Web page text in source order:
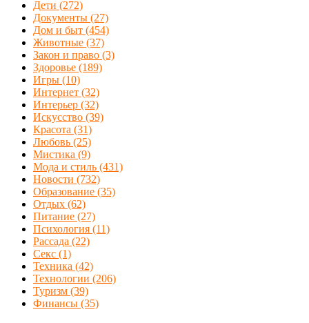
Дети (272)
Документы (27)
Дом и быт (454)
Животные (37)
Закон и право (3)
Здоровье (189)
Игры (10)
Интернет (32)
Интерьер (32)
Искусство (39)
Красота (31)
Любовь (25)
Мистика (9)
Мода и стиль (431)
Новости (732)
Образование (35)
Отдых (62)
Питание (27)
Психология (11)
Рассада (22)
Секс (1)
Техника (42)
Технологии (206)
Туризм (39)
Финансы (35)